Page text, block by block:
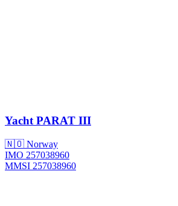
Yacht PARAT III
🇳🇴 Norway
IMO 257038960
MMSI 257038960